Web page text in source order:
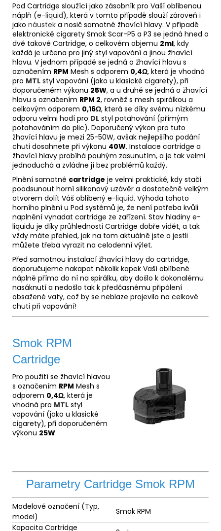
Pod Cartridge sloužící jako zásobník pro Vaší oblíbenou
náplň (e-liquid), která v tomto případě slouží zároveň i
jako náustek a nosič samotné žhavící hlavy. V případě
elektronické cigarety Smok Scar-P5 a P3 se jedná hned o
dvě takové Cartridge, o celkovém objemu 2ml, kdy
každá je určena pro jiný styl vapování a jinou žhavící
hlavu. V jednom případě se jedná o žhavící hlavu s
označením RPM Mesh s odporem 0,4Ω, která je vhodná
pro MTL styl vapování (jako u klasické cigarety), při
doporučeném výkonu 25W, a u druhé se jedná o žhavící
hlavu s označením RPM 2, rovněž s mesh spirálkou a
celkovým odporem 0,16Ω, která se díky svému nízkému
odporu velmi hodí pro DL styl potahování (přímým
potahováním do plic). Doporučený výkon pro tuto
žhavící hlavu je mezi 25-50W, avšak nejlepšího podání
chuti dosahnete při výkonu 40W. Instalace cartridge a
žhavící hlavy probíhá pouhým zasunutím, a je tak velmi
jednoduchá a zvládne jí bez problémů každý.
Plnění samotné cartridge je velmi praktické, kdy stačí
poodsunout horní silikonový uzávěr a dostatečně velkým
otvorem dolít Váš oblíbený e-liquid. Výhoda tohoto
horního plnění u Pod systémů je, že není potřeba kvůli
naplnění vynadat cartridge ze zařízení. Stav hladiny e-
liquidu je díky průhlednosti Cartridge dobře vidět, a tak
vždy máte přehled, jak na tom aktuálně jste a jestli
můžete třeba vyrazit na celodenní výlet.
Před samotnou instalací žhavící hlavy do cartridge,
doporučujeme nakapat několik kapek Vaší oblíbené
náplně přímo do ní na spirálku, aby došlo k dokonalému
nasáknutí a nedošlo tak k předčasnému připálení
obsažené vaty, což by se neblaze projevilo na celkové
chuti při vapování!
Smok RPM
Cartridge
Pro použití se žhavící hlavou
s označením RPM Mesh s
odporem 0,4Ω, která je
vhodná pro MTL styl
vapování (jako u klasické
cigarety), při doporučeném
výkonu 25W
Parametry Cartridge Smok RPM
Modelové označení (Typ,
model)
Smok RPM
Kapacita Cartridge
Kč